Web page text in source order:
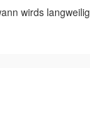
wirds